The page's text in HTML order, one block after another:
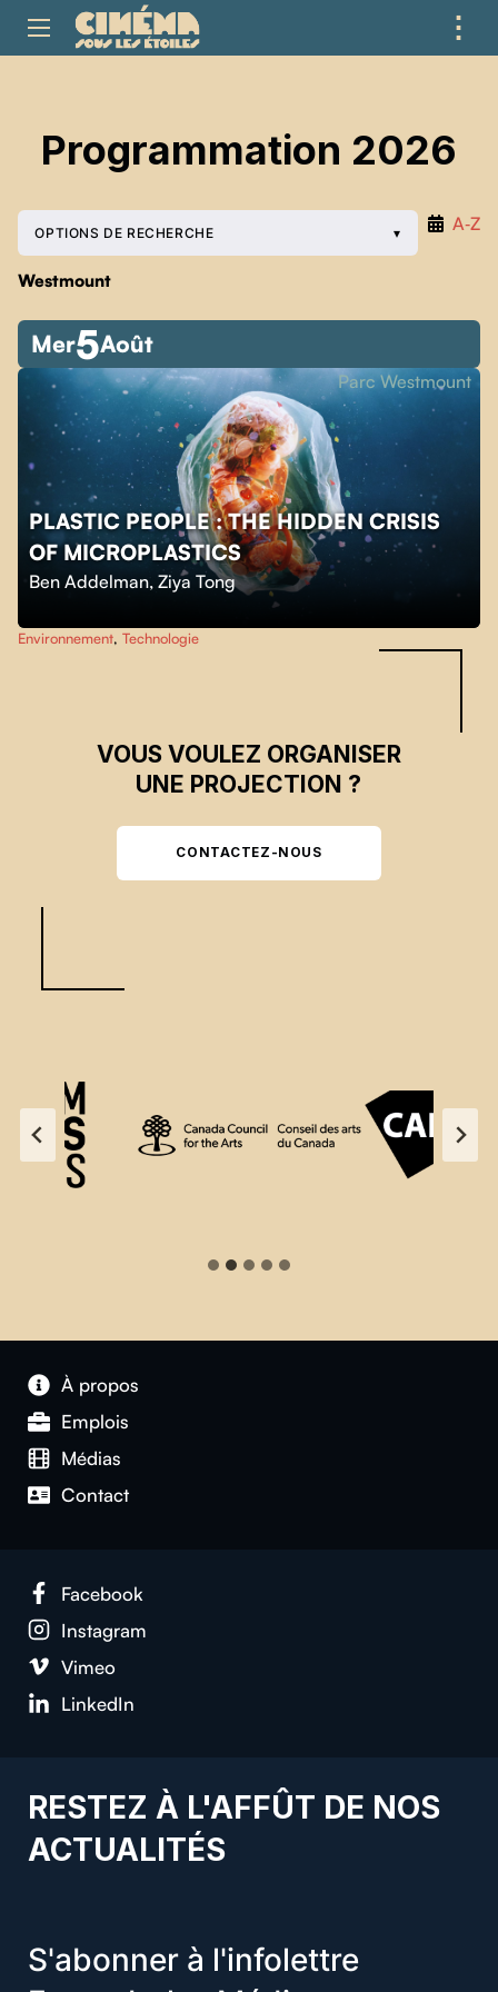
⋮
Programmation 2026
A‑Z
OPTIONS DE RECHERCHE
Westmount
Mer5Août
PLASTIC PEOPLE : THE HIDDEN CRISIS
OF MICROPLASTICS
Ben Addelman, Ziya Tong
Parc Westmount
Environnement, Technologie
Skip back to main navigation
VOUS VOULEZ ORGANISER
UNE PROJECTION ?
CONTACTEZ-NOUS
À propos
Emplois
Médias
Contact
Facebook
Instagram
Vimeo
LinkedIn
RESTEZ À L'AFFÛT DE NOS
ACTUALITÉS
S'abonner à l'infolettre